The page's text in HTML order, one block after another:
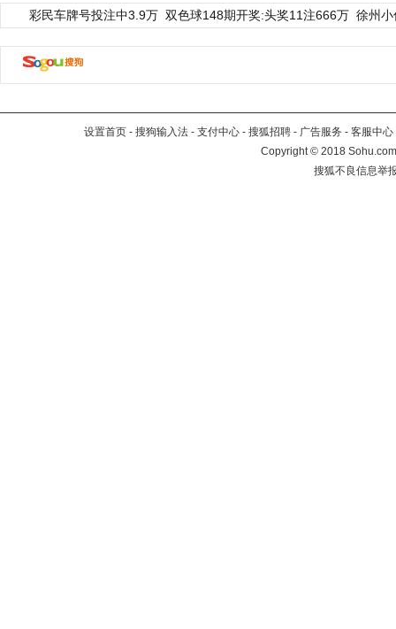
彩民车牌号投注中3.9万 双色球148期开奖:头奖11注666万 徐州
设置首页 - 搜狗输入法 - 支付中心 - 搜狐招聘 - 广告服务 - 客服中心
Copyright©2018
搜狐不良信息举